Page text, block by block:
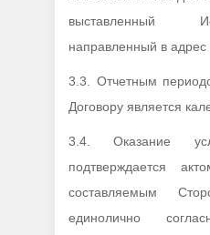
выставленный
направленный в адрес
3.3. Отчетным
Договору является
3.4. Оказание
подтверждается
составляемым
единолично